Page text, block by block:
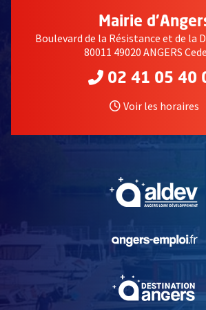
Mairie
Boulevard de la Résistance et de la
80011 49020 ANGERS
02 41 05 40
Voir les horaires